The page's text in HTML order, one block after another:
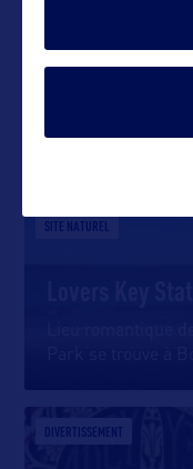
DANS
SITE NATUREL
Lieu romantique
Park se trouve à
DIVERTISSEMENT